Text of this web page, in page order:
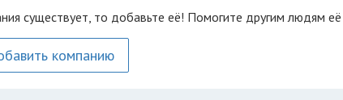
существует, то добавьте её! Помогите другим людям
компанию